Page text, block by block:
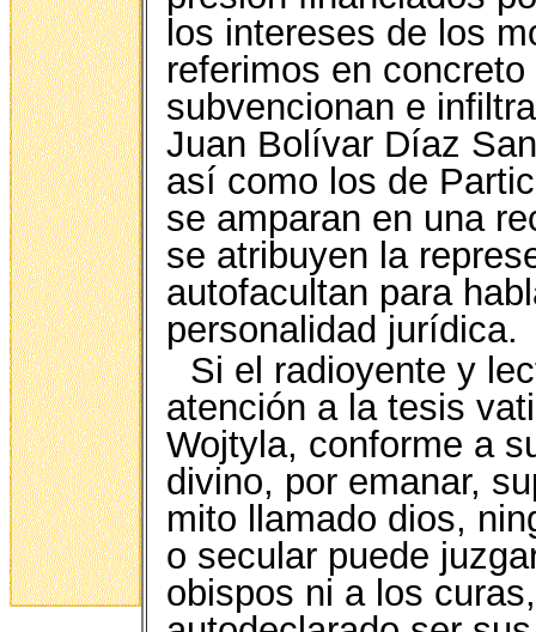
los intereses de los
referimos en
subvencionan e
Juan Bolívar Díaz
así como los de
se amparan en una
se atribuyen la
autofacultan para
personalidad jurídica.
Si el radioyente y
atención a la tesis
Wojtyla, conforme a
divino, por emanar,
mito llamado dios,
o secular puede
obispos ni a los